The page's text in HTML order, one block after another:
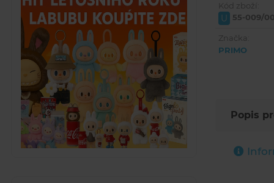
Kód zboží:
U 55-009/
Značka:
PRIMO
Popis